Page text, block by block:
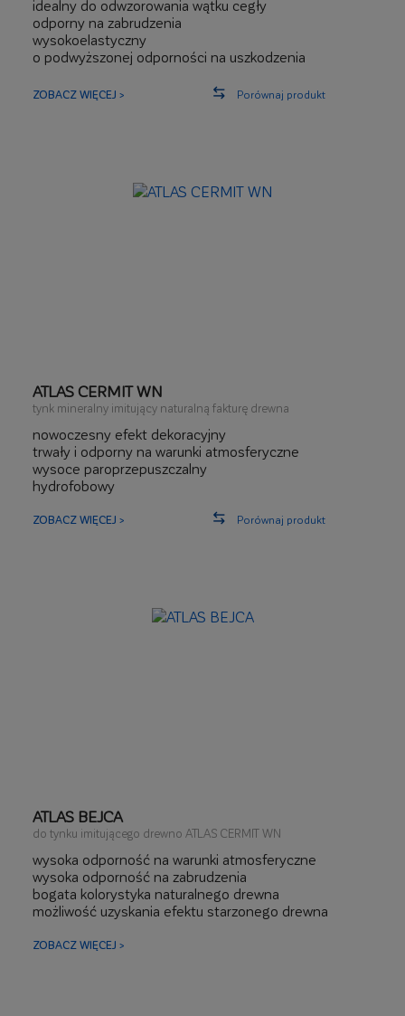
idealny do odwzorowania wątku cegły
odporny na zabrudzenia
wysokoelastyczny
o podwyższonej odporności na uszkodzenia
ZOBACZ WIĘCEJ > Porównaj produkt
ATLAS CERMIT WN
tynk mineralny imitujący naturalną fakturę drewna
nowoczesny efekt dekoracyjny
trwały i odporny na warunki atmosferyczne
wysoce paroprzepuszczalny
hydrofobowy
ZOBACZ WIĘCEJ > Porównaj produkt
ATLAS BEJCA
do tynku imitującego drewno ATLAS CERMIT WN
wysoka odporność na warunki atmosferyczne
wysoka odporność na zabrudzenia
bogata kolorystyka naturalnego drewna
możliwość uzyskania efektu starzonego drewna
ZOBACZ WIĘCEJ >